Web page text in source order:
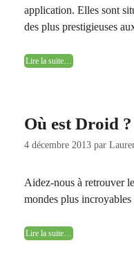
application. Elles sont
des plus prestigieuses
Lire la suite…
Où est Droid ?
4 décembre 2013 par
Aidez-nous à retrouver
mondes plus incroyables
Lire la suite…